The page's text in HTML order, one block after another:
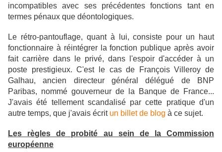
incompatibles avec ses précédentes fonctions tant en
termes pénaux que déontologiques.
Le rétro-pantouflage, quant à lui, consiste pour un haut
fonctionnaire à réintégrer la fonction publique après avoir
fait carrière dans le privé, dans l'espoir d'accéder à un
poste prestigieux. C'est le cas de François Villeroy de
Galhau, ancien directeur général délégué de BNP
Paribas, nommé gouverneur de la Banque de France...
J'avais été tellement scandalisé par cette pratique d'un
autre temps, que j'avais écrit un billet de blog à ce sujet.
Les règles de probité au sein de la Commission
européenne